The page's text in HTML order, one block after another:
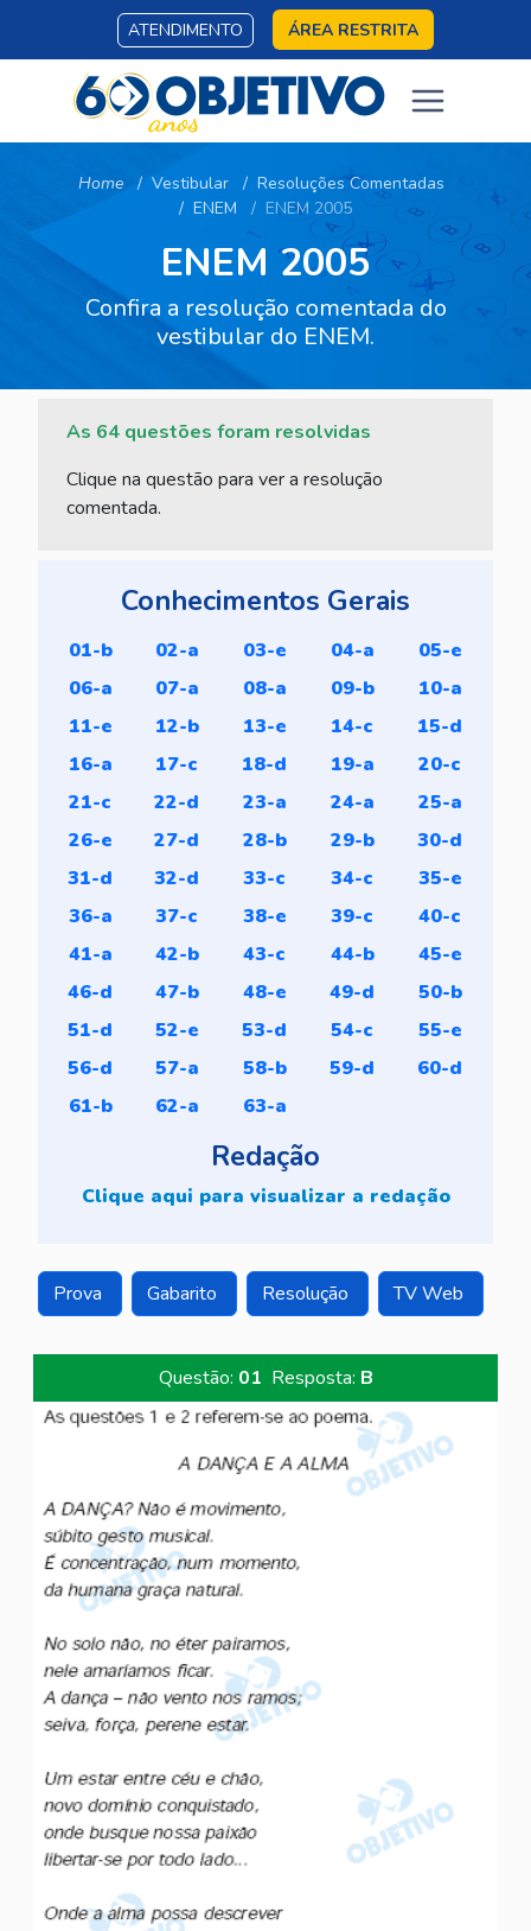
ATENDIMENTO ÁREA RESTRITA
Home Vestibular
Resoluções Comentadas
ENEM
ENEM 2005
ENEM 2005
Confira a resolução comentada do
vestibular do ENEM.
Questão: 01 Resposta: B
As 64 questões foram resolvidas
Clique na questão para ver a resolução
comentada.
Conhecimentos Gerais
01-b 02-a 03-e 04-a
05-e
06-a
07-a 08-a 09-b
10-a
11-e
12-b 13-e 14-c
15-d
16-a
17-c 18-d 19-a
20-c
21-c
22-d 23-a 24-a
25-a
26-e
27-d 28-b 29-b
30-d
31-d
32-d 33-c 34-c
35-e
36-a
37-c 38-e 39-c
40-c
41-a
42-b 43-c 44-b
45-e
46-d
47-b 48-e 49-d
50-b
51-d
52-e 53-d 54-c
55-e
56-d
57-a 58-b 59-d
60-d
61-b
62-a 63-a
Redação
Clique aqui para visualizar a redação
Prova Gabarito Resolução TV Web